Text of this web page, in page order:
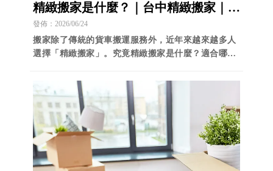
精緻搬家是什麼？｜台中精緻搬家｜南
區精緻搬家｜
發佈：2026/06/24
搬家除了傳統的貨車搬運服務外，近年來越來越多人
選擇「精緻搬家」。究竟精緻搬家是什麼？適合哪些